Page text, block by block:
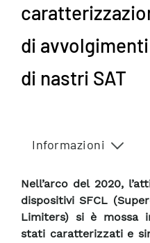
di
di nastri SAT
Informazioni
Nell’arco del 2020,
dispositivi SFCL
Limiters) si è mossa
stati caratterizzati e